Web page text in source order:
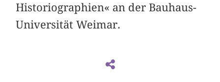
Historiographien« an der Bauhaus-
Universität Weimar.